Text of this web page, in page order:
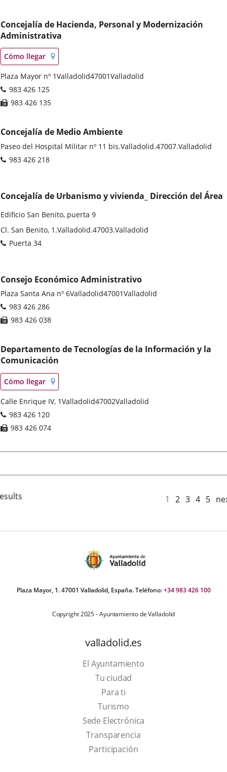
Concejalía de Hacienda, Personal y Modernización
Administrativa
Localización
en
mapa
Cómo llegar Enlace
a
una
aplicación
Postal
address
Plaza Mayor nº 1Valladolid47001Valladolid
Phones
983 426 125
Fax
983 426 135
Concejalía de Medio Ambiente
Postal
address
Paseo del Hospital Militar nº 11 bis.Valladolid.47007.Valladolid
Phones
983 426 218
Concejalía de Urbanismo y vivienda_ Dirección del Área
Edificio San Benito, puerta 9
Postal
address
Cl. San Benito, 1.Valladolid.47003.Valladolid
Phones
Puerta 34
Consejo Económico Administrativo
Postal
address
Plaza Santa Ana nº 6Valladolid47001Valladolid
Phones
983 426 286
Fax
983 426 038
Departamento de Tecnologías de la Información y la
Comunicación
Localización
en
mapa
Cómo llegar Enlace
a
una
aplicación
Postal
address
Calle Enrique IV, 1Valladolid47002Valladolid
Phones
983 426 120
Fax
983 426 074
1 2 3 4 5
Plaza Mayor, 1. 47001 Valladolid, España. Teléfono:+34 983 426 100
Copyright 2025 - Ayuntamiento de Valladolid
valladolid.es
El Ayuntamiento
Tu ciudad
Para ti
TurismoThis
link
will
open
Sede Electrónica
Transparencia
Participación